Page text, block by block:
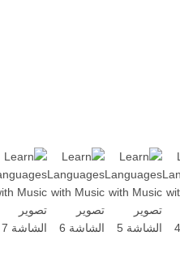
على الأصوات المختلفة للغة